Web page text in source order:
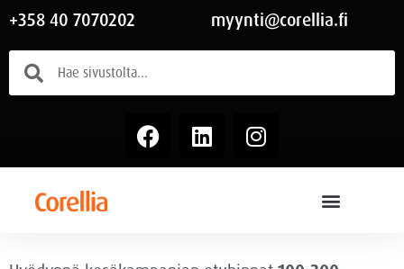
+358 40 7070202 myynti@corellia.fi